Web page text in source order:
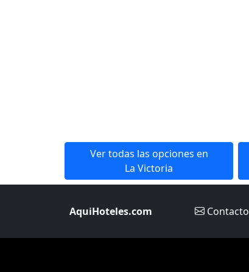
Ver todas las opciones en
La Victoria
AquiHoteles.com Contacto